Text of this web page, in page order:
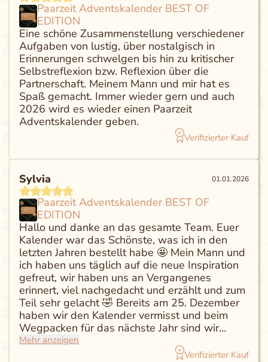
Paarzeit Adventskalender BEST OF
EDITION
Eine schöne Zusammenstellung verschiedener
Aufgaben von lustig, über nostalgisch in
Erinnerungen schwelgen bis hin zu kritischer
Selbstreflexion bzw. Reflexion über die
Partnerschaft. Meinem Mann und mir hat es
Spaß gemacht. Immer wieder gern und auch
2026 wird es wieder einen Paarzeit
Adventskalender geben.
Verifizierter Kauf
Sylvia 01.01.2026
Paarzeit Adventskalender BEST OF
EDITION
Hallo und danke an das gesamte Team. Euer
Kalender war das Schönste, was ich in den
letzten Jahren bestellt habe 🤩 Mein Mann und
ich haben uns täglich auf die neue Inspiration
gefreut, wir haben uns an Vergangenes
erinnert, viel nachgedacht und erzählt und zum
Teil sehr gelacht 🤣 Bereits am 25. Dezember
haben wir den Kalender vermisst und beim
Wegpacken für das nächste Jahr sind wir
nochmals alle Karten durchgegangen. Ich
werde eure Produkte definitiv immer wieder
Mehr anzeigen
Verifizierter Kauf